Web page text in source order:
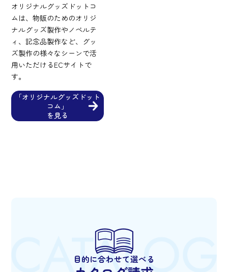
オリジナルグッズドットコ
ムは、物販のためのオリジ
ナルグッズ製作やノベルテ
ィ、記念品製作など、グッ
ズ製作の様々なシーンで活
用いただけるECサイトで
す。
「オリジナルグッズドット
コム」
を見る
目的に合わせて選べる